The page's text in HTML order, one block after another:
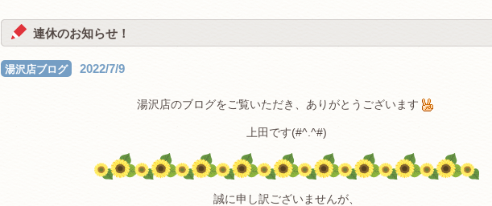
連休のお知らせ！
湯沢店ブログ 2022/7/9
湯沢店のブログをご覧いただき、ありがとうございます
上田です(#^.^#)
誠に申し訳ございませんが、